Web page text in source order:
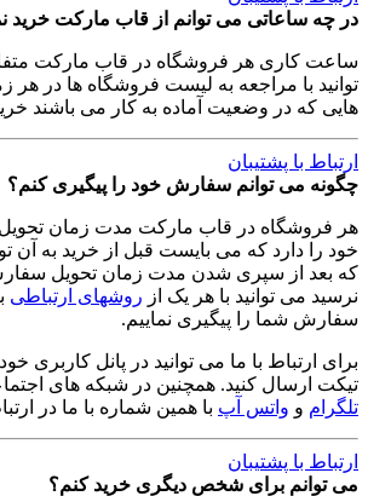
در چه ساعاتی می توانم از قاب مارکت خرید
ساعت کاری هر فروشگاه در قاب مارکت
توانید با مراجعه به لیست فروشگاه ها در هر
هایی که در وضعیت آماده به کار می باشند
ارتباط با پشتیبان
چگونه می توانم سفارش خود را پیگیری کنم؟
هر فروشگاه در قاب مارکت مدت زمان
خود را دارد که می بایست قبل از خرید به آن
که بعد از سپری شدن مدت زمان تحویل
نرسید می توانید با هر یک از روشهای ارتباطی
سفارش شما را پیگیری نماییم.
برای ارتباط با ما می توانید در پانل کاربری
تیکت ارسال کنید. همچنین در شبکه های
تلگرام و واتس آپ با همین شماره با ما در
ارتباط با پشتیبان
می توانم برای شخص دیگری خرید کنم؟